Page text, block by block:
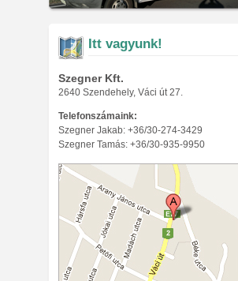
Itt vagyunk!
Szegner Kft.
2640 Szendehely, Váci út 27.
Telefonszámaink:
Szegner Jakab: +36/30-274-3429
Szegner Tamás: +36/30-935-9950